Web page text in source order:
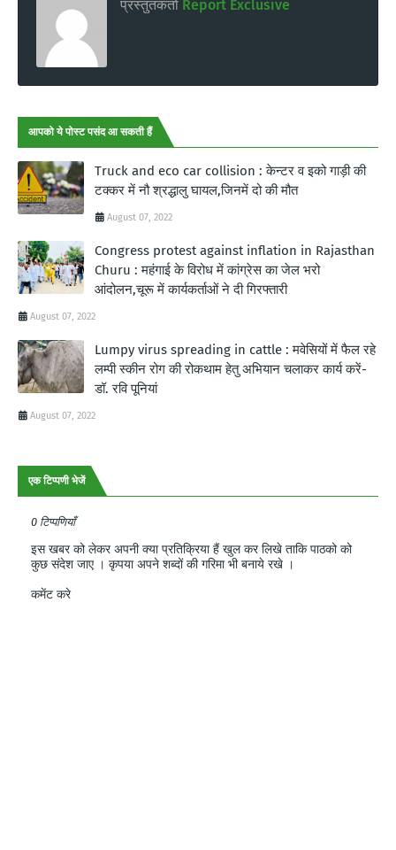
प्रस्तुतकर्ता Report Exclusive
आपको ये पोस्ट पसंद आ सकती हैं
Truck and eco car collision : केन्टर व इको गाड़ी की
टक्कर में नौ श्रद्धालु घायल,जिनमें दो की मौत
August 07, 2022
Congress protest against inflation in Rajasthan
Churu : महंगाई के विरोध में कांग्रेस का जेल भरो
आंदोलन,चूरू में कार्यकर्ताओं ने दी गिरफ्तारी
August 07, 2022
Lumpy virus spreading in cattle : मवेसियों में फैल रहे
लम्पी स्कीन रोग की रोकथाम हेतु अभियान चलाकर कार्य करें-
डॉ. रवि पूनियां
August 07, 2022
एक टिप्पणी भेजें
0 टिप्पणियाँ
इस खबर को लेकर अपनी क्या प्रतिक्रिया हैं खुल कर लिखे ताकि पाठको को
कुछ संदेश जाए । कृपया अपने शब्दों की गरिमा भी बनाये रखे ।
कमेंट करे